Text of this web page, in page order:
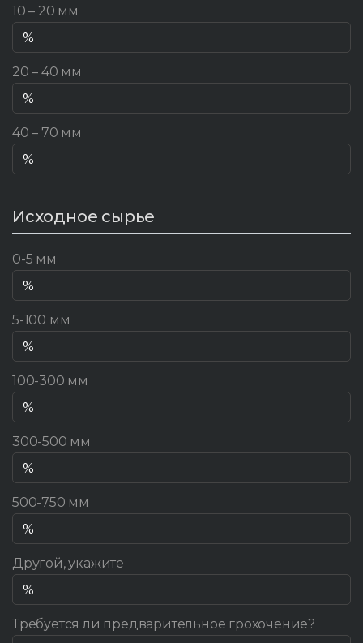
10 – 20 мм
20 – 40 мм
40 – 70 мм
Исходное сырье
0-5 мм
5-100 мм
100-300 мм
300-500 мм
500-750 мм
Другой, укажите
Требуется ли предварительное грохочение?